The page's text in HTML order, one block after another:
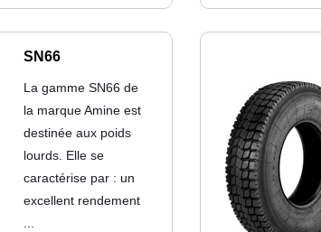
SN66
La gamme SN66 de
la marque Amine est
destinée aux poids
lourds. Elle se
caractérise par : un
excellent rendement
...